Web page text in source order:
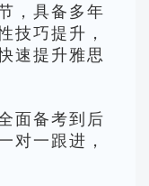
，具备多年
技巧提升，
速提升雅思
面备考到后
对一跟进，